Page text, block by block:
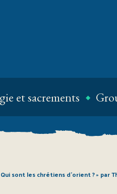
et sacrements
Qui sont les chrétiens d’orient ? » par